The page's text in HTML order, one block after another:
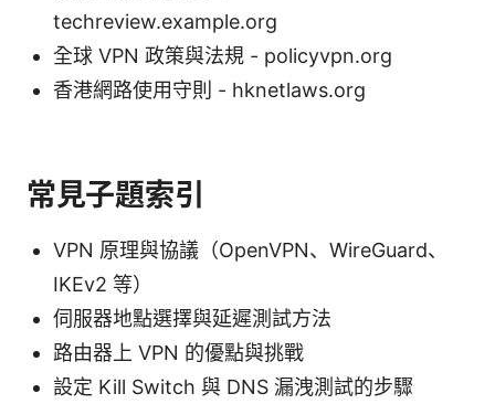
techreview.example.org
全球 VPN 政策與法規 - policyvpn.org
香港網路使用守則 - hknetlaws.org
常見子題索引
VPN 原理與協議（OpenVPN、WireGuard、
IKEv2 等）
伺服器地點選擇與延遲測試方法
路由器上 VPN 的優點與挑戰
設定 Kill Switch 與 DNS 漏洩測試的步驟